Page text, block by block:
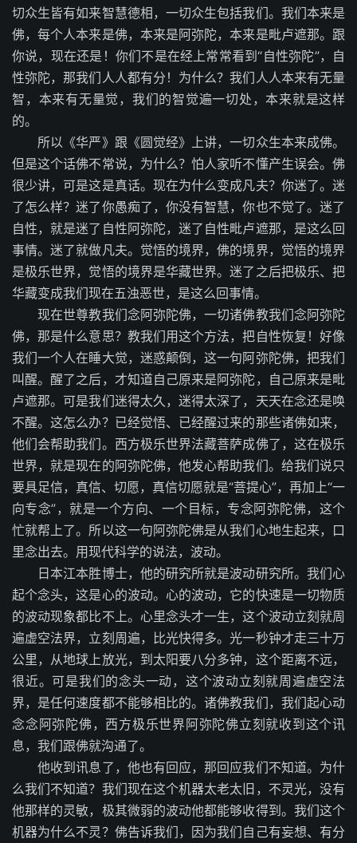
切众生皆有如来智慧德相，一切众生包括我们。我们本来是
佛，每个人本来是佛，本来是阿弥陀，本来是毗卢遮那。跟
你说，现在还是！你们不是在经上常常看到“自性弥陀”，自
性弥陀，那我们人人都有分！为什么？我们人人本来有无量
智，本来有无量觉，我们的智觉遍一切处，本来就是这样
的。
所以《华严》跟《圆觉经》上讲，一切众生本来成佛。
但是这个话佛不常说，为什么？怕人家听不懂产生误会。佛
很少讲，可是这是真话。现在为什么变成凡夫？你迷了。迷
了怎么样？迷了你愚痴了，你没有智慧，你也不觉了。迷了
自性，就是迷了自性阿弥陀，迷了自性毗卢遮那，是这么回
事情。迷了就做凡夫。觉悟的境界，佛的境界，觉悟的境界
是极乐世界，觉悟的境界是华藏世界。迷了之后把极乐、把
华藏变成我们现在五浊恶世，是这么回事情。
现在世尊教我们念阿弥陀佛，一切诸佛教我们念阿弥陀
佛，那是什么意思？教我们用这个方法，把自性恢复！好像
我们一个人在睡大觉，迷惑颠倒，这一句阿弥陀佛，把我们
叫醒。醒了之后，才知道自己原来是阿弥陀，自己原来是毗
卢遮那。可是我们迷得太久，迷得太深了，天天在念还是唤
不醒。这怎么办？已经觉悟、已经醒过来的那些诸佛如来，
他们会帮助我们。西方极乐世界法藏菩萨成佛了，这在极乐
世界，就是现在的阿弥陀佛，他发心帮助我们。给我们说只
要具足信，真信、切愿，真信切愿就是“菩提心”，再加上“一
向专念”，就是一个方向、一个目标，专念阿弥陀佛，这个
忙就帮上了。所以这一句阿弥陀佛是从我们心地生起来，口
里念出去。用现代科学的说法，波动。
日本江本胜博士，他的研究所就是波动研究所。我们心
起个念头，这是心的波动。心的波动，它的快速是一切物质
的波动现象都比不上。心里念头才一生，这个波动立刻就周
遍虚空法界，立刻周遍，比光快得多。光一秒钟才走三十万
公里，从地球上放光，到太阳要八分多钟，这个距离不远，
很近。可是我们的念头一动，这个波动立刻就周遍虚空法
界，是任何速度都不能够相比的。诸佛教我们，我们起心动
念念阿弥陀佛，西方极乐世界阿弥陀佛立刻就收到这个讯
息，我们跟佛就沟通了。
他收到讯息了，他也有回应，那回应我们不知道。为什
么我们不知道？我们现在这个机器太老太旧，不灵光，没有
他那样的灵敏，极其微弱的波动他都能够收得到。我们这个
机器为什么不灵？佛告诉我们，因为我们自己有妄想、有分